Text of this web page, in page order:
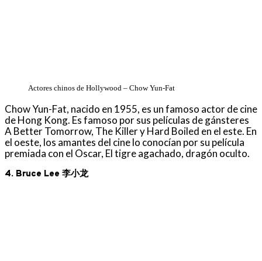
Actores chinos de Hollywood – Chow Yun-Fat
Chow Yun-Fat, nacido en 1955, es un famoso actor de cine
de Hong Kong. Es famoso por sus películas de gánsteres
A Better Tomorrow, The Killer y Hard Boiled en el este. En
el oeste, los amantes del cine lo conocían por su película
premiada con el Oscar, El tigre agachado, dragón oculto.
4. Bruce Lee 李小龙